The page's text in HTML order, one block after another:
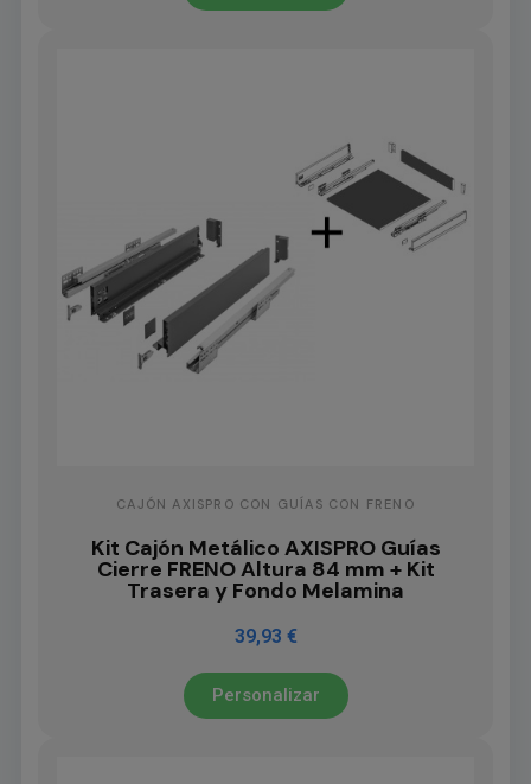
CAJÓN AXISPRO CON GUÍAS CON FRENO
Kit Cajón Metálico AXISPRO Guías
Cierre FRENO Altura 84 mm + Kit
Trasera y Fondo Melamina
39,93 €
Personalizar